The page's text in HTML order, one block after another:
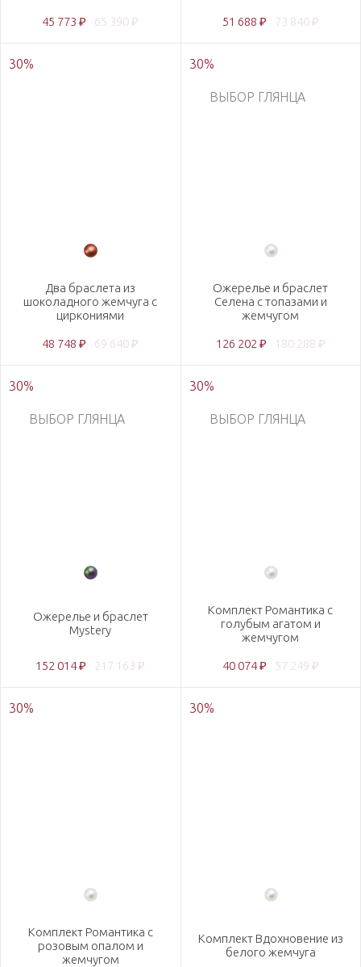
45 773 ₽ 65 390 ₽ 51 688 ₽ 73 840 ₽
30%
Два браслета из
шоколадного жемчуга с
циркониями
48 748 ₽ 69 640 ₽
30%
ВЫБОР ГЛЯНЦА
Ожерелье и браслет
Селена с топазами и
жемчугом
126 202 ₽ 180 288 ₽
30%
ВЫБОР ГЛЯНЦА
Ожерелье и браслет
Mystery
152 014 ₽ 217 163 ₽
30%
ВЫБОР ГЛЯНЦА
Комплект Романтика с
голубым агатом и
жемчугом
40 074 ₽ 57 249 ₽
30%
Комплект Романтика с
розовым опалом и
жемчугом
30%
Комплект Вдохновение из
белого жемчуга